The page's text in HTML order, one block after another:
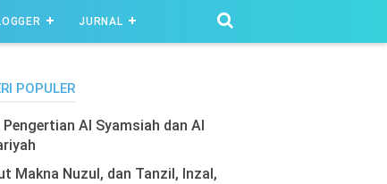
JURNAL
POPULER
Pengertian Al Syamsiah dan Al
Makna Nuzul, dan Tanzil, Inzal,